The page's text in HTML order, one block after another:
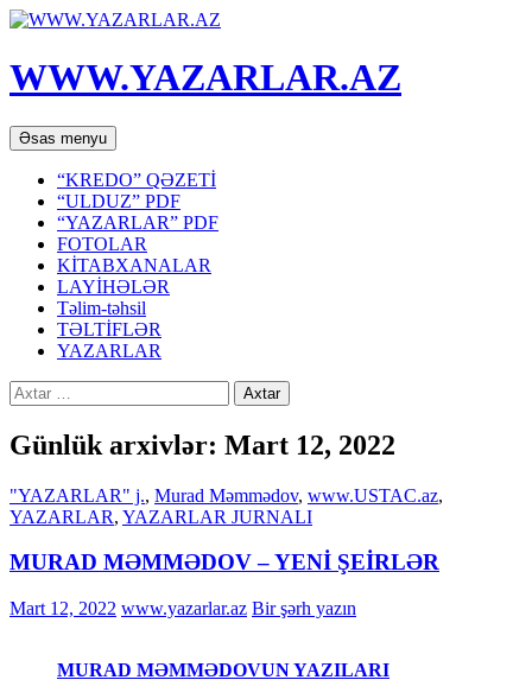
WWW.YAZARLAR.AZ
Axtar
Əsas menyu Mühtəviyyata
keç
“KREDO” QƏZETİ
“ULDUZ” PDF
“YAZARLAR” PDF
FOTOLAR
KİTABXANALAR
LAYİHƏLƏR
Təlim-təhsil
TƏLTİFLƏR
YAZARLAR
Axtarış:
Günlük arxivlər: Mart 12, 2022
"YAZARLAR" j., Murad Məmmədov, www.USTAC.az,
YAZARLAR, YAZARLAR JURNALI
MURAD MƏMMƏDOV – YENİ ŞEİRLƏR
Mart 12, 2022 www.yazarlar.az Bir şərh yazın
MURAD MƏMMƏDOVUN YAZILARI